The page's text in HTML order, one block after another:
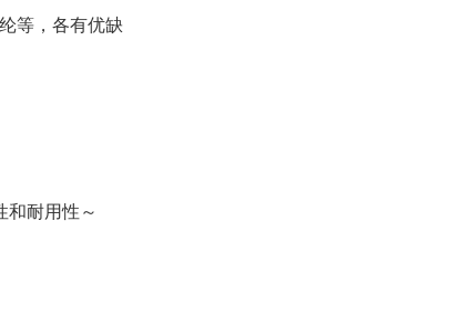
等，各有优缺
和耐用性～